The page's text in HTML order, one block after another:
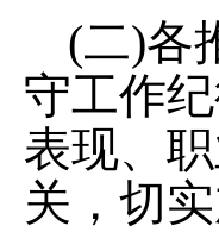
(二)各
守工作
表现、
关，切